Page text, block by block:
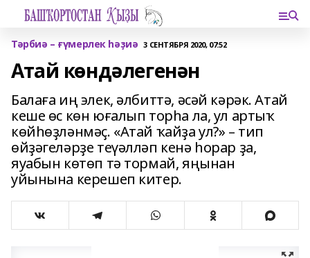
Тәрбиә – ғүмерлек һәҙиә 3 СЕНТЯБРЯ 2020, 07:52
Атай көндәлегенән
Балаға иң элек, әлбиттә, әсәй кәрәк. Атай
кеше өс көн юғалып торһа ла, ул артыҡ
көйһөҙләнмәҫ. «Атай ҡайҙа ул?» – тип
өйҙәгеләрҙе теүәлләп кенә һорар ҙа,
яуабын көтөп тә тормай, яңынан
уйынына керешеп китер.